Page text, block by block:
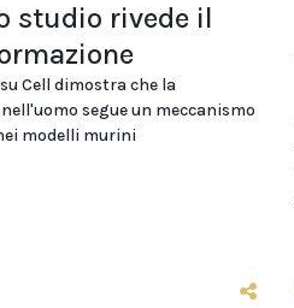
studio rivede il
Cell dimostra che la
segue un meccanismo
modelli murini